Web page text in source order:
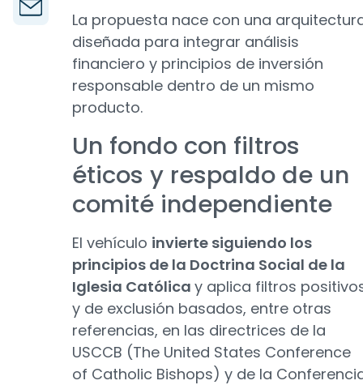
La propuesta nace con una
diseñada para integrar análisis
financiero y principios de inversión
responsable dentro de un mismo
producto.
Un fondo con filtros
éticos y respaldo de un
comité independiente
El vehículo invierte siguiendo los
principios de la Doctrina Social de la
Iglesia Católica y aplica filtros
y de exclusión basados, entre otras
referencias, en las directrices de la
USCCB (The United States Conference
of Catholic Bishops) y de la